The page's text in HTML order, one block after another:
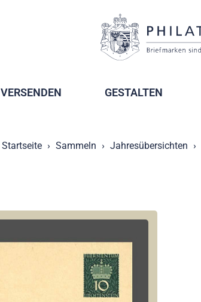
VERSENDEN GESTALTEN
Startseite Sammeln Jahresübersichten